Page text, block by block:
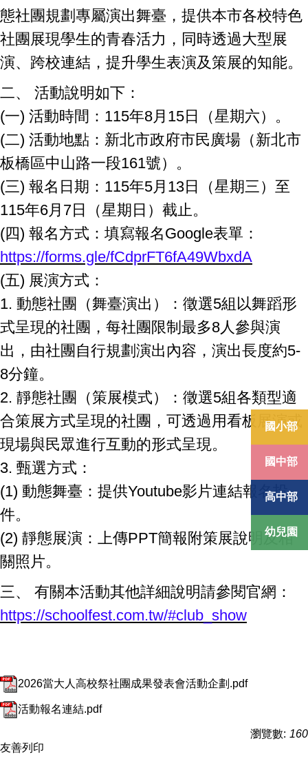
國小部
國中部
高中部
幼兒園
態社團規劃專屬演出舞臺，提供本市各校特色
社團展現學生的青春活力，同時透過大型展
演、跨校連結，提升學生表演及策展的知能。
二、 活動說明如下：
(一) 活動時間：115年8月15日（星期六）。
(二) 活動地點：新北市政府市民廣場（新北市
板橋區中山路一段161號）。
(三) 報名日期：115年5月13日（星期三）至
115年6月7日（星期日）截止。
(四) 報名方式：填寫報名Google表單：
https://forms.gle/fCdprFT6fA49WbxdA
(五) 展演方式：
1. 動態社團（舞臺演出）：徵選5組以舞蹈形
式呈現的社團，每社團限制最多8人參與演
出，由社團自行規劃演出內容，演出長度約5-
8分鐘。
2. 靜態社團（策展模式）：徵選5組各類型適
合策展方式呈現的社團，可透過用看板展演或
現場與民眾進行互動的形式呈現。
3. 甄選方式：
(1) 動態舞臺：提供Youtube影片連結報名投
件。
(2) 靜態展演：上傳PPT簡報附策展說明及相
關照片。
三、 有關本活動其他詳細說明請參閱官網：
https://schoolfest.com.tw/#club_show
2026當大人高校祭社團成果發表會活動企劃.pdf
活動報名連結.pdf
瀏覽數: 160
友善列印